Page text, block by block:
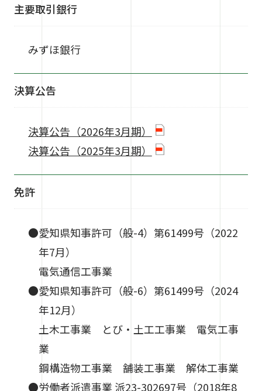
主要取引銀行
みずほ銀行
決算公告
決算公告（2026年3月期）
決算公告（2025年3月期）
免許
●愛知県知事許可（般-4）第61499号（2022
年7月）
電気通信工事業
●愛知県知事許可（般-6）第61499号（2024
年12月）
土木工事業 とび・土工工事業 電気工事
業
鋼構造物工事業 舗装工事業 解体工事業
●労働者派遣事業 派23-302697号（2018年8